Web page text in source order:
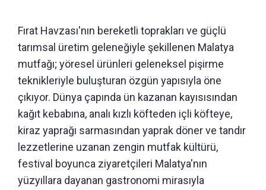
Fırat Havzası'nın bereketli toprakları ve güçlü
tarımsal üretim geleneğiyle şekillenen Malatya
mutfağı; yöresel ürünleri geleneksel pişirme
teknikleriyle buluşturan özgün yapısıyla öne
çıkıyor. Dünya çapında ün kazanan kayısısından
kağıt kebabına, analı kızlı köfteden içli köfteye,
kiraz yaprağı sarmasından yaprak döner ve tandır
lezzetlerine uzanan zengin mutfak kültürü,
festival boyunca ziyaretçileri Malatya'nın
yüzyıllara dayanan gastronomi mirasıyla